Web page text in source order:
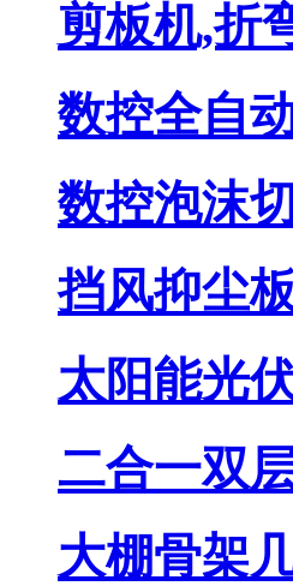
剪板机,折
数控全自
数控泡沫
挡风抑尘
太阳能光
二合一双
大棚骨架